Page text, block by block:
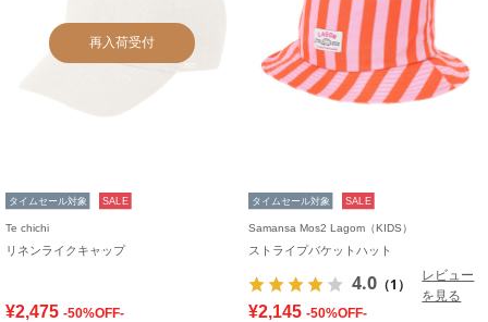
再入荷受付
タイムセール対象 SALE
Te chichi
リネンライクキャップ
¥2,475 -50%OFF-
タイムセール対象 SALE
Samansa Mos2 Lagom（KIDS）
ストライプバケットハット
4.0 （1）
レビュー
を見る
¥2,145 -50%OFF-